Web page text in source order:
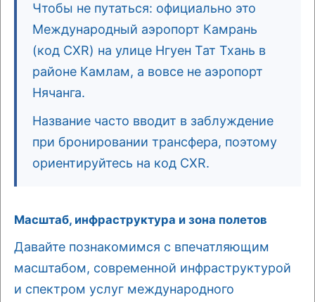
Чтобы не путаться: официально это
Международный аэропорт Камрань
(код CXR) на улице Нгуен Тат Тхань в
районе Камлам, а вовсе не аэропорт
Нячанга.
Название часто вводит в заблуждение
при бронировании трансфера, поэтому
ориентируйтесь на код CXR.
Масштаб, инфраструктура и зона полетов
Давайте познакомимся с впечатляющим
масштабом, современной инфраструктурой
и спектром услуг международного